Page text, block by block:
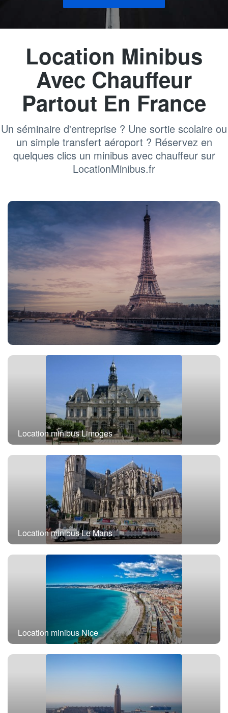
Location Minibus
Avec Chauffeur
Partout En France
Un séminaire d'entreprise ? Une sortie scolaire ou
un simple transfert aéroport ? Réservez en
quelques clics un minibus avec chauffeur sur
LocationMinibus.fr
Location minibus avec chauffeur Paris
Location minibus Limoges
Location minibus Le Mans
Location minibus Nice